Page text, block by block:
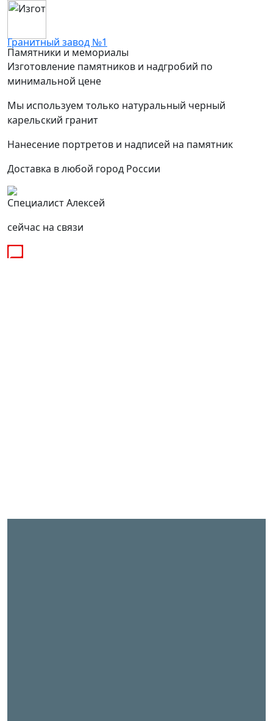
Гранитный завод №1
Памятники и мемориалы
Изготовление памятников и надгробий по
минимальной цене
Мы используем только натуральный черный
карельский гранит
Нанесение портретов и надписей на памятник
Доставка в любой город России
Специалист Алексей
сейчас на связи